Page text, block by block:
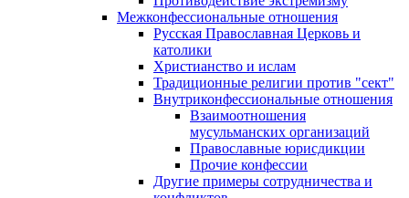
Межконфессиональные отношения
Русская Православная Церковь и
католики
Христианство и ислам
Традиционные религии против "сект"
Внутриконфессиональные отношения
Взаимоотношения
мусульманских организаций
Православные юрисдикции
Прочие конфессии
Другие примеры сотрудничества и